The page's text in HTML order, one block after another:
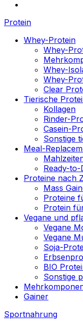
Protein
Whey-Protein
Whey-
Whey-
Whey-
Clear
Tierische
Kollagen
Rinder-
Casein-
Sonstige
Meal-
Ready-
Proteine nach
Mass
Proteine
Protein
Vegane und
Vegane
Vegane
Soja-
BIO
Sonstige
Gainer
Sportnahrung